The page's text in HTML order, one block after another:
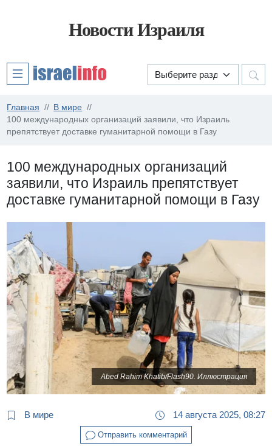
Новости Израиля
Главная
В мире
100 международных организаций заявили, что Израиль
препятствует доставке гуманитарной помощи в Газу
100 международных организаций
заявили, что Израиль препятствует
доставке гуманитарной помощи в Газу
Abed Rahim Khatib/Flash90. Иллюстрация
В мире 14 августа 2025, 08:27
Отправить комментарий